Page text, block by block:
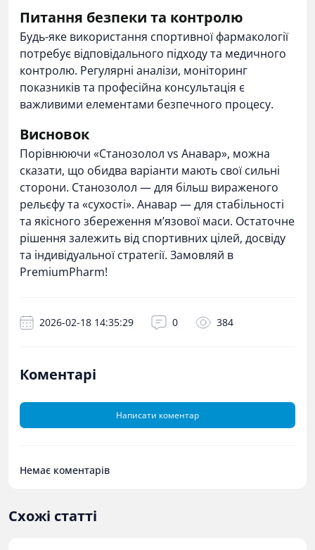
Питання безпеки та контролю
Будь-яке використання спортивної фармакології
потребує відповідального підходу та медичного
контролю. Регулярні аналізи, моніторинг
показників та професійна консультація є
важливими елементами безпечного процесу.
Висновок
Порівнюючи «Станозолол vs Анавар», можна
сказати, що обидва варіанти мають свої сильні
сторони. Станозолол — для більш вираженого
рельєфу та «сухості». Анавар — для стабільності
та якісного збереження м’язової маси. Остаточне
рішення залежить від спортивних цілей, досвіду
та індивідуальної стратегії. Замовляй в
PremiumPharm!
2026-02-18 14:35:29 0 384
Коментарі
Написати коментар
Немає коментарів
Схожі статті